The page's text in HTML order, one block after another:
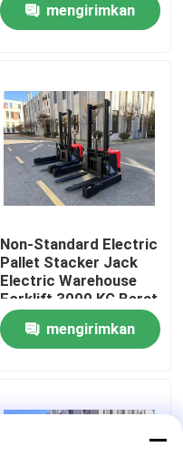
mengirimkan
Non-Standard Electric
Pallet Stacker Jack
Electric Warehouse
Forklift 3000 KG Berat
Nominal Beban
mengirimkan